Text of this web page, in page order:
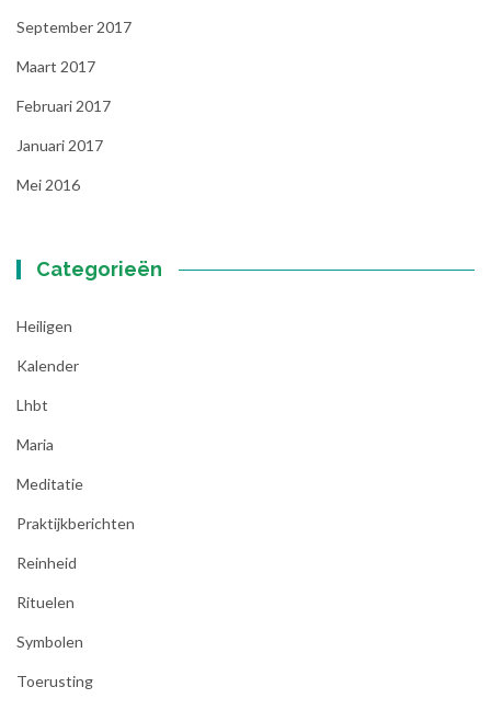
September 2017
Maart 2017
Februari 2017
Januari 2017
Mei 2016
Categorieën
Heiligen
Kalender
Lhbt
Maria
Meditatie
Praktijkberichten
Reinheid
Rituelen
Symbolen
Toerusting